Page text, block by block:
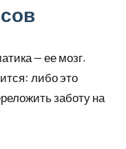
— ее мозг.
либо это
заботу на